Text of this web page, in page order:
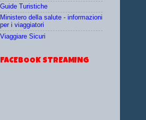
Guide Turistiche
Ministero della salute - informazioni
per i viaggiatori
Viaggiare Sicuri
FACEBOOK STREAMING